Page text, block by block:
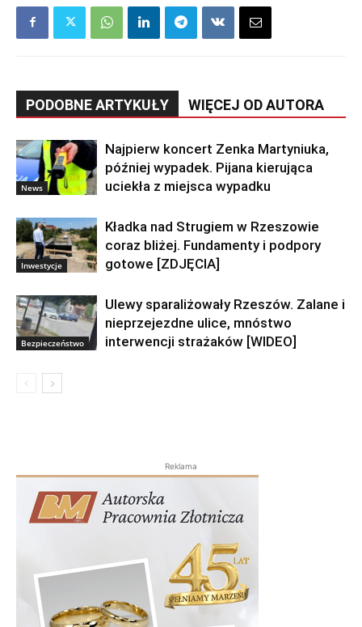
PODOBNE ARTYKUŁY WIĘCEJ OD AUTORA
News
Najpierw koncert Zenka Martyniuka,
później wypadek. Pijana kierująca
uciekła z miejsca wypadku
Inwestycje
Kładka nad Strugiem w Rzeszowie
coraz bliżej. Fundamenty i podpory
gotowe [ZDJĘCIA]
Bezpieczeństwo
Ulewy sparaliżowały Rzeszów. Zalane i
nieprzejezdne ulice, mnóstwo
interwencji strażaków [WIDEO]
Reklama